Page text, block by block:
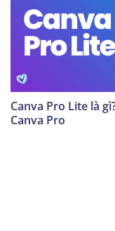
Canva Pro Lite là
Canva Pro